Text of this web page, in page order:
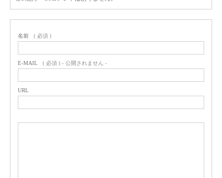
名前 ( 必須 )
E-MAIL ( 必須 ) - 公開されません -
URL